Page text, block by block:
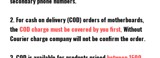
2. For cash on delivery (COD) orders of motherboards,
theCOD charge must be covered by you first, Without
Courier charge company will not be confirm the order.